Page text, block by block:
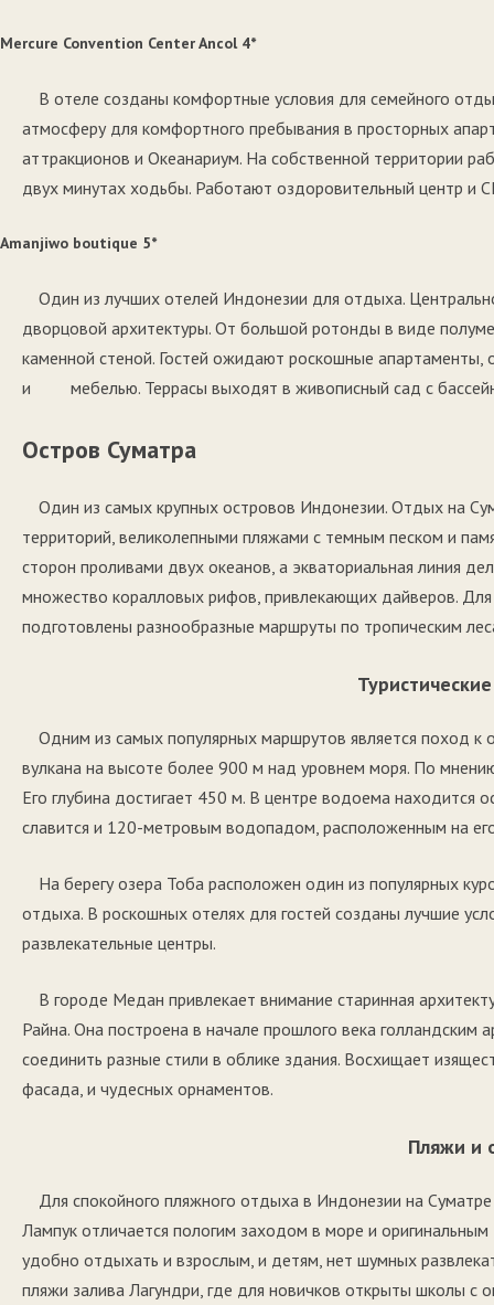
Mercure Convention Center Ancol 4*
В отеле созданы комфортные условия для семейного
атмосферу для комфортного пребывания в просторных
аттракционов и Океанариум. На собственной территории
двух минутах ходьбы. Работают оздоровительный центр и
Amanjiwo boutique 5*
Один из лучших отелей Индонезии для отдыха.
дворцовой архитектуры. От большой ротонды в виде
каменной стеной. Гостей ожидают роскошные апартаменты,
и мебелью. Террасы выходят в живописный сад с
Остров Суматра
Один из самых крупных островов Индонезии. Отдых на
территорий, великолепными пляжами с темным песком и
сторон проливами двух океанов, а экваториальная линия
множество коралловых рифов, привлекающих дайверов.
подготовлены разнообразные маршруты по тропическим
Одним из самых популярных маршрутов является поход к
вулкана на высоте более 900 м над уровнем моря. По
Его глубина достигает 450 м. В центре водоема
славится и 120-метровым водопадом, расположенным на
На берегу озера Тоба расположен один из популярных
отдыха. В роскошных отелях для гостей созданы лучшие
развлекательные центры.
В городе Медан привлекает внимание старинная
Райна. Она построена в начале прошлого века
соединить разные стили в облике здания. Восхищает
фасада, и чудесных орнаментов.
Пляжи и
Для спокойного пляжного отдыха в Индонезии на
Лампук отличается пологим заходом в море и
удобно отдыхать и взрослым, и детям, нет шумных
пляжи залива Лагундри, где для новичков открыты школы